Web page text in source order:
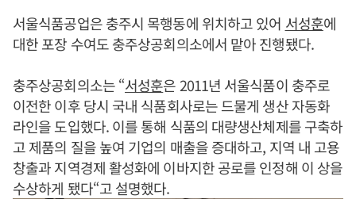
서울식품공업은 충주시 목행동에 위치하고 있어 서성훈에
대한 포장 수여도 충주상공회의소에서 맡아 진행됐다.
충주상공회의소는 “서성훈은 2011년 서울식품이 충주로
이전한 이후 당시 국내 식품회사로는 드물게 생산 자동화
라인을 도입했다. 이를 통해 식품의 대량생산체제를 구축하
고 제품의 질을 높여 기업의 매출을 증대하고, 지역 내 고용
창출과 지역경제 활성화에 이바지한 공로를 인정해 이 상을
수상하게 됐다“고 설명했다.